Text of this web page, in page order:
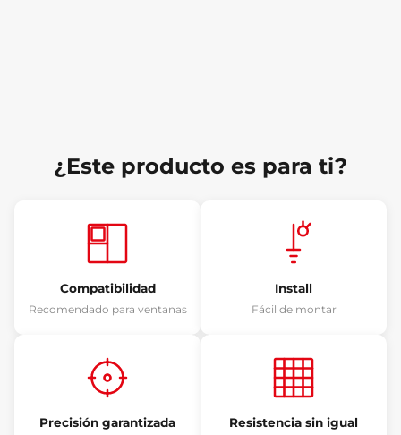
¿Este producto es para ti?
Compatibilidad
Recomendado para ventanas
Install
Fácil de montar
Precisión garantizada Resistencia sin igual